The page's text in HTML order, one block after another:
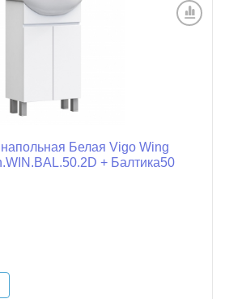
Белая Vigo Wing
+ Балтика50